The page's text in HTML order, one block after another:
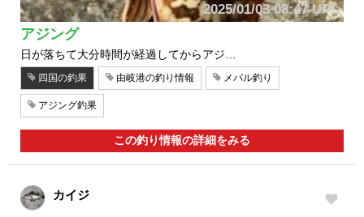
2025/01/03 08:47 UP!
アジング
日が落ちて大分時間が経過してからアジ…
四国の釣果 由岐港の釣り情報 メバル釣り
アジング釣果
この釣り情報の詳細をみる
カイジ